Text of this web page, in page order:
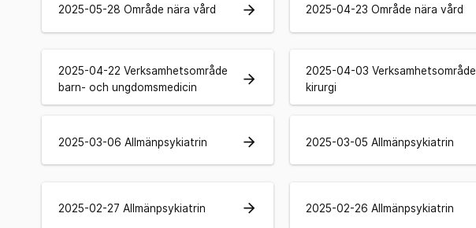
2025-05-28 Område nära vård arrow_forward 2025-04-23 Område nära vård
2025-04-22 Verksamhetsområde
barn- och ungdomsmedicin
arrow_forward
2025-04-03 Verksamhetsområde
kirurgi
2025-03-06 Allmänpsykiatrin arrow_forward 2025-03-05 Allmänpsykiatrin
2025-02-27 Allmänpsykiatrin arrow_forward 2025-02-26 Allmänpsykiatrin